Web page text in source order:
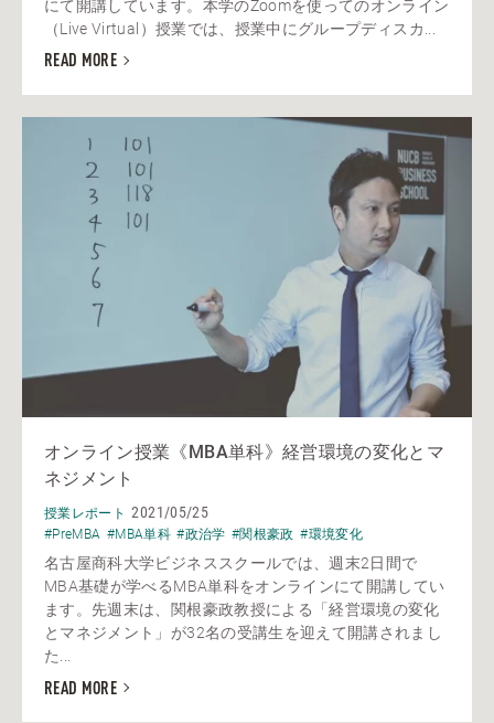
にて開講しています。本学のZoomを使ってのオンライン
（Live Virtual）授業では、授業中にグループディスカ...
READ MORE
オンライン授業《MBA単科》経営環境の変化とマ
ネジメント
授業レポート 2021/05/25
#PreMBA #MBA単科 #政治学 #関根豪政 #環境変化
名古屋商科大学ビジネススクールでは、週末2日間で
MBA基礎が学べるMBA単科をオンラインにて開講してい
ます。先週末は、関根豪政教授による「経営環境の変化
とマネジメント」が32名の受講生を迎えて開講されまし
た...
READ MORE